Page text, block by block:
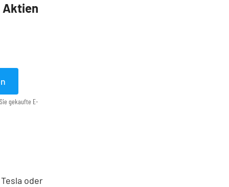
Aktien
gekaufte E-
oder